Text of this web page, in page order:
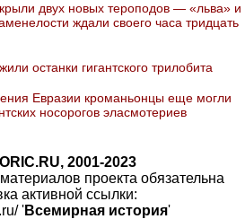
двух новых тероподов — «льва» и
ждали своего часа тридцать
останки гигантского трилобита
Евразии кроманьонцы еще могли
носорогов эласмотериев
2001-2023
проекта обязательна
активной ссылки:
'Всемирная история'